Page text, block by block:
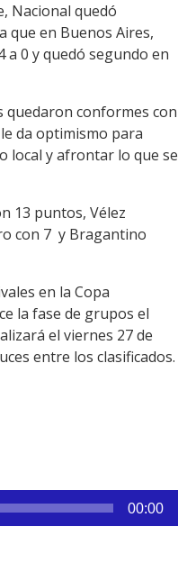
Nacional quedó
que en Buenos Aires,
a 0 y quedó segundo en
quedaron conformes con
da optimismo para
local y afrontar lo que se
13 puntos, Vélez
con 7 y Bragantino
en la Copa
la fase de grupos el
el viernes 27 de
entre los clasificados.
00:00